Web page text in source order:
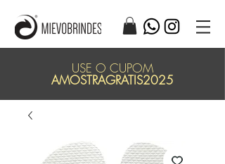
USE O CUPOM
AMOSTRAGRATIS2025